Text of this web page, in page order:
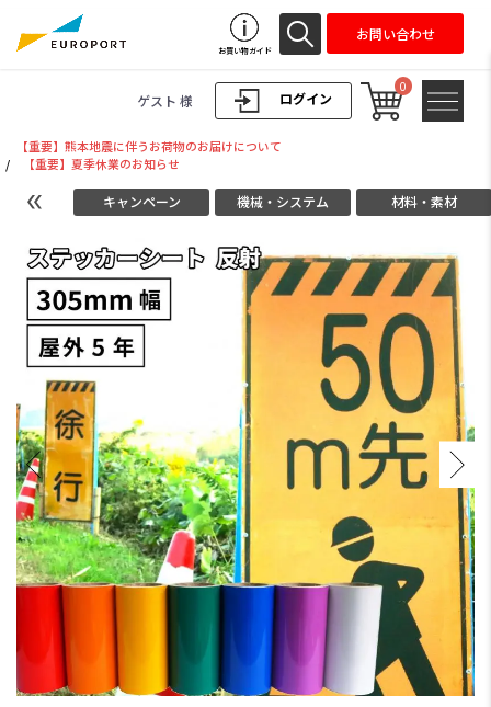
ログイン
ゲスト 様
0
お買い物ガイド
お問い合わせ
【重要】熊本地震に伴うお荷物のお届けについて
/
【重要】夏季休業のお知らせ
キャンペーン 機械・システム 材料・素材